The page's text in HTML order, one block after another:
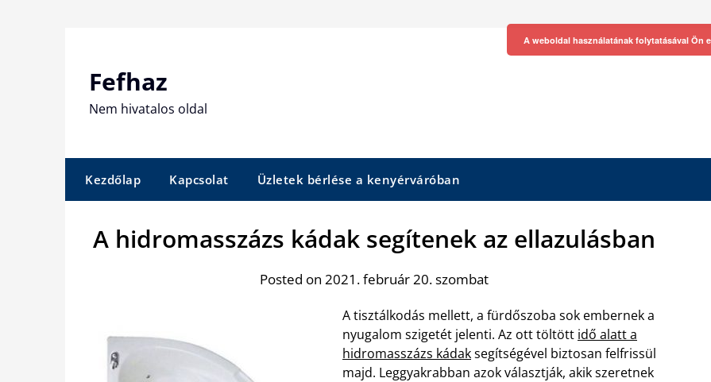
Fefhaz
Nem hivatalos oldal
Kezdőlap Kapcsolat Üzletek bérlése a kenyérváróban
A hidromasszázs kádak segítenek az ellazulásban
Posted on 2021. február 20. szombat
A tisztálkodás mellett, a fürdőszoba sok embernek a
nyugalom szigetét jelenti. Az ott töltött idő alatt a
hidromasszázs kádaksegítségével biztosan felfrissül
majd. Leggyakrabban azok választják, akik szeretnek
A weboldal használatának folytatásával Ön